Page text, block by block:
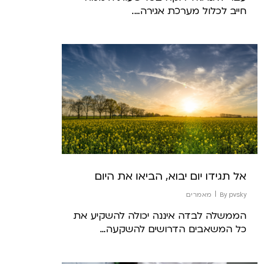
חייב לכלול מערכת אגירה….
אל תגידו יום יבוא, הביאו את היום
By pvsky מאמרים
הממשלה לבדה איננה יכולה להשקיע את
כל המשאבים הדרושים להשקעה…